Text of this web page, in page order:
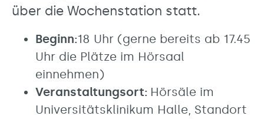
über die Wochenstation statt.
Beginn:18 Uhr (gerne bereits ab 17.45
Uhr die Plätze im Hörsaal
einnehmen)
Veranstaltungsort: Hörsäle im
Universitätsklinikum Halle, Standort